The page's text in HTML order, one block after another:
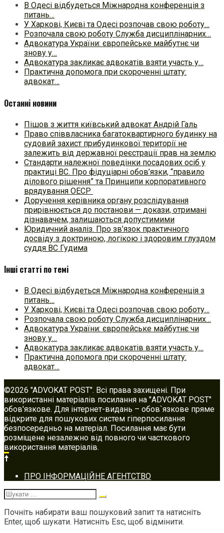
В Одесі відбудеться Міжнародна конференція з
питань…
У Харкові, Києві та Одесі розпочав свою роботу…
Розпочала свою роботу Служба дисциплінарних…
Адвокатура України: європейське майбутнє чи
знову у…
Адвокатура закликає адвокатів взяти участь у…
Практична допомога при скороченні штату:
адвокат…
Останні новини
Пішов з життя київський адвокат Андрій Галь
Право співвласника багатоквартирного будинку на
судовий захист прибудинкової території не
залежить від державної реєстрації прав на землю
Стандарти належної поведінки посадових осіб у
практиці ВC. Про фідуціарні обов’язки, “правило
ділового рішення” та Принципи корпоративного
врядування ОЕСР
Доручення керівника органу розслідування
прирівнюється до постанови — докази, отримані
дізнавачем, залишаються допустимими
Юридичний аналіз. Про зв’язок практичного
досвіду з доктриною, логікою і здоровим глуздом
суддя ВС Гудима
Інші статті по темі
В Одесі відбудеться Міжнародна конференція з
питань…
У Харкові, Києві та Одесі розпочав свою роботу…
Розпочала свою роботу Служба дисциплінарних…
Адвокатура України: європейське майбутнє чи
знову у…
Адвокатура закликає адвокатів взяти участь у…
Практична допомога при скороченні штату:
адвокат…
©2026 "ADVOKAT POST". Всі права захищені. При
використанні матеріалів посилання на "ADVOKAT POST"
обов'язкове. Для інтернет-видань – обов`язкове пряме
відкрите для пошукових систем гіперпосилання
безпосередньо на матеріал. Посилання має бути
розміщене незалежно від повного чи часткового
використання матеріалів.
Footer
navigation
ПРО ІНФОРМАЦІЙНЕ АГЕНТСТВО
Шукати:
Почніть набирати ваш пошуковий запит та натисніть
Enter, щоб шукати. Натисніть Esc, щоб відмінити.